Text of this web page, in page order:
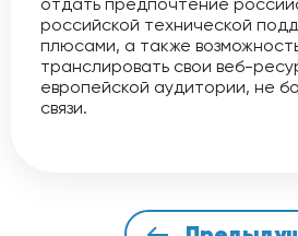
российской технической
плюсами, а также
транслировать свои веб-
европейской аудитории, не
связи.